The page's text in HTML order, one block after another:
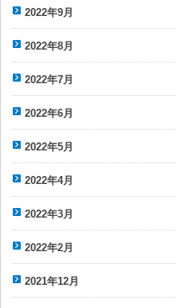
2022年9月
2022年8月
2022年7月
2022年6月
2022年5月
2022年4月
2022年3月
2022年2月
2021年12月